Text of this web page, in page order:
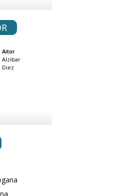
Aitor
Alzibar
Diez